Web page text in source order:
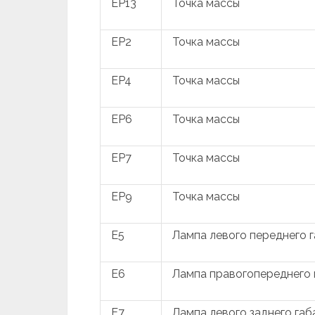
EP13 Точка массы
EP2 Точка массы
EP4 Точка массы
EP6 Точка массы
EP7 Точка массы
EP9 Точка массы
E5 Лампа левого переднего
E6 Лампа правогопереднего